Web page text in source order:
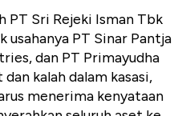
PT Sri Rejeki Isman Tbk
usahanya PT Sinar Pantja
dan PT Primayudha
kalah dalam kasasi,
menerima kenyataan